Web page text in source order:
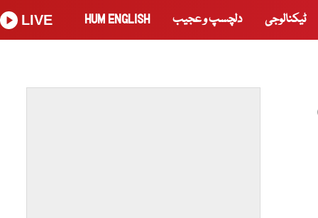
ٹیکنالوجی دلچسپ و عجیب HUM ENGLISH
LIVE